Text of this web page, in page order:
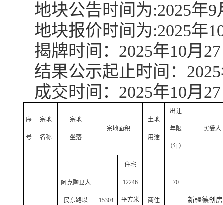
地块公告时间为:2025年9
地块报价时间为:2025年
揭牌时间： 2025年10月
结果公示起止时间：
成交时间： 2025年10月
序
号
宗地
名称
宗地
坐落
宗地面积
土地
用途
出让
年限
（年）
买受人
阿克陶县人
民东路以 15308
住宅
12246
平方米 商住
70
新疆德创